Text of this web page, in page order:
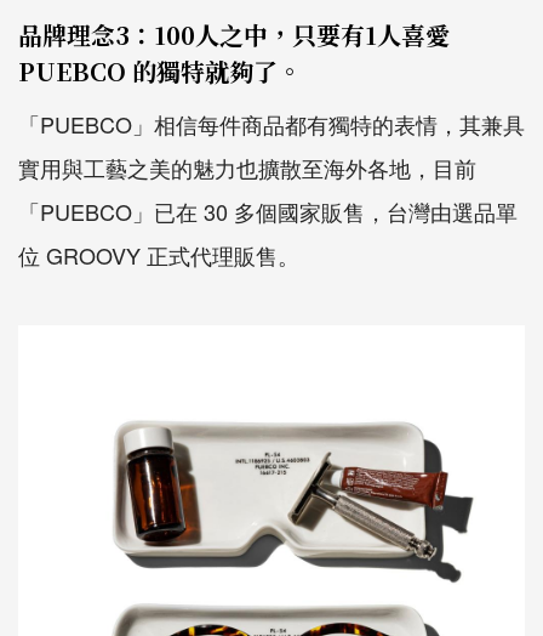
品牌理念3：100人之中，只要有1人喜愛
PUEBCO 的獨特就夠了。
「PUEBCO」相信每件商品都有獨特的表情，其兼具
實用與工藝之美的魅力也擴散至海外各地，目前
「PUEBCO」已在 30 多個國家販售，台灣由選品單
位 GROOVY 正式代理販售。